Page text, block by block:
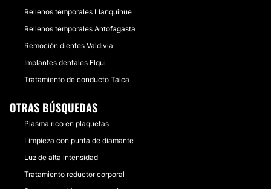
Rellenos temporales Llanquihue
Rellenos temporales Antofagasta
Remoción dientes Valdivia
Implantes dentales Elqui
Tratamiento de conducto Talca
OTRAS BÚSQUEDAS
Plasma rico en plaquetas
Limpieza con punta de diamante
Luz de alta intensidad
Tratamiento reductor corporal